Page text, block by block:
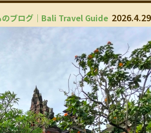
のブログ｜Bali Travel Guide 2026.4.29